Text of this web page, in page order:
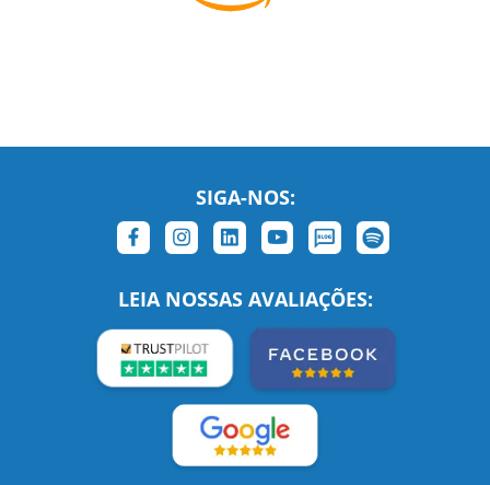
SIGA-NOS:
LEIA NOSSAS AVALIAÇÕES: